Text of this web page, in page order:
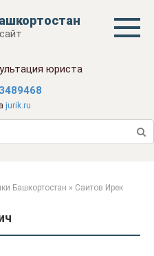
юриста
jurik.ru
Башкортостан » Саитов Ирек